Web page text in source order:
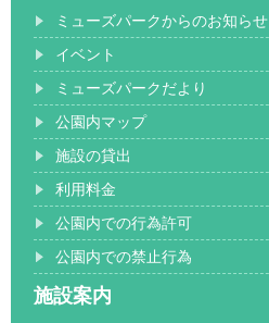
ミューズパークからのお知らせ
イベント
ミューズパークだより
公園内マップ
施設の貸出
利用料金
公園内での行為許可
公園内での禁止行為
施設案内